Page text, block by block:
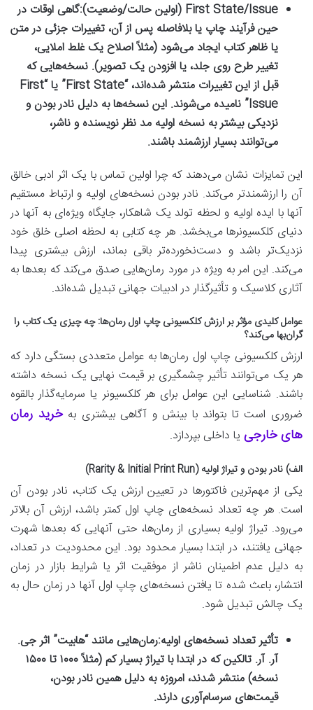
First State/Issue (اولین حالت/وضعیت):
گاهی اوقات در
حین فرآیند چاپ یا بلافاصله پس از آن، تغییرات جزئی در متن
یا ظاهر کتاب ایجاد می‌شود (مثلاً اصلاح یک غلط املایی،
تغییر طرح روی جلد، یا افزودن یک تصویر). نسخه‌هایی که
قبل از این تغییرات منتشر شده‌اند، “First State” یا “First
Issue” نامیده می‌شوند. این نسخه‌ها به دلیل نادر بودن و
نزدیکی بیشتر به نسخه اولیه مد نظر نویسنده و ناشر،
می‌توانند بسیار ارزشمند باشند.
این تمایزات نشان می‌دهند که چرا اولین تماس با یک اثر ادبی خالق
آن را ارزشمندتر می‌کند. نادر بودن نسخه‌های اولیه و ارتباط مستقیم
آنها با ایده اولیه و لحظه تولد یک شاهکار، جایگاه ویژه‌ای به آنها در
دنیای کلکسیونرها می‌بخشد. هر چه کتابی به لحظه اصلی خلق خود
نزدیک‌تر باشد و دست‌نخورده‌تر باقی بماند، ارزش بیشتری پیدا
می‌کند. این امر به ویژه در مورد رمان‌هایی صدق می‌کند که بعدها به
آثاری کلاسیک و تأثیرگذار در ادبیات جهانی تبدیل شده‌اند.
عوامل کلیدی مؤثر بر ارزش کلکسیونی چاپ اول رمان‌ها: چه چیزی یک کتاب را
گران‌بها می‌کند؟
ارزش کلکسیونی چاپ اول رمان‌ها به عوامل متعددی بستگی دارد که
هر یک می‌توانند تأثیر چشمگیری بر قیمت نهایی یک نسخه داشته
باشند. شناسایی این عوامل برای هر کلکسیونر یا سرمایه‌گذار بالقوه
ضروری است تا بتواند با بینش و آگاهی بیشتری بهخرید رمان
های خارجی یا داخلی بپردازد.
الف) نادر بودن و تیراژ اولیه (Rarity & Initial Print Run)
یکی از مهم‌ترین فاکتورها در تعیین ارزش یک کتاب، نادر بودن آن
است. هر چه تعداد نسخه‌های چاپ اول کمتر باشد، ارزش آن بالاتر
می‌رود. تیراژ اولیه بسیاری از رمان‌ها، حتی آنهایی که بعدها شهرت
جهانی یافتند، در ابتدا بسیار محدود بود. این محدودیت در تعداد،
به دلیل عدم اطمینان ناشر از موفقیت اثر یا شرایط بازار در زمان
انتشار، باعث شده تا یافتن نسخه‌های چاپ اول آنها در زمان حال به
یک چالش تبدیل شود.
تأثیر تعداد نسخه‌های اولیه:رمان‌هایی مانند “هابیت” اثر جی.
آر. آر. تالکین که در ابتدا با تیراژ بسیار کم (مثلاً ۱۰۰۰ تا ۱۵۰۰
نسخه) منتشر شدند، امروزه به دلیل همین نادر بودن،
قیمت‌های سرسام‌آوری دارند.